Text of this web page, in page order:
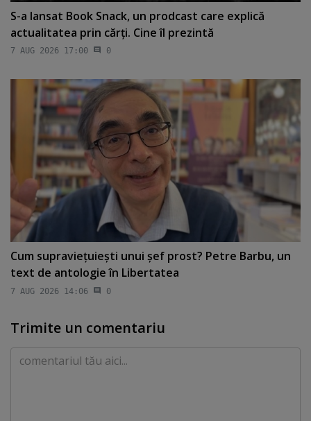
S-a lansat Book Snack, un prodcast care explică
actualitatea prin cărţi. Cine îl prezintă
7 AUG 2026 17:00 0
Cum supravieţuieşti unui şef prost? Petre Barbu, un
text de antologie în Libertatea
7 AUG 2026 14:06 0
Trimite un comentariu
Comentariu